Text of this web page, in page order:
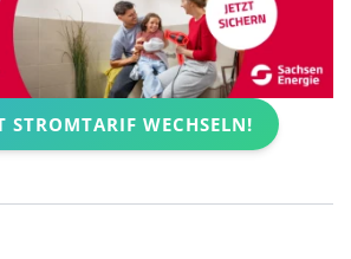
STROMTARIF WECHSELN!